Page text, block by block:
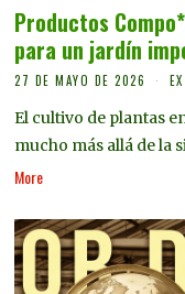
Productos
para un jardín
27 DE MAYO DE 2026
El cultivo de plantas
mucho más allá de la
More